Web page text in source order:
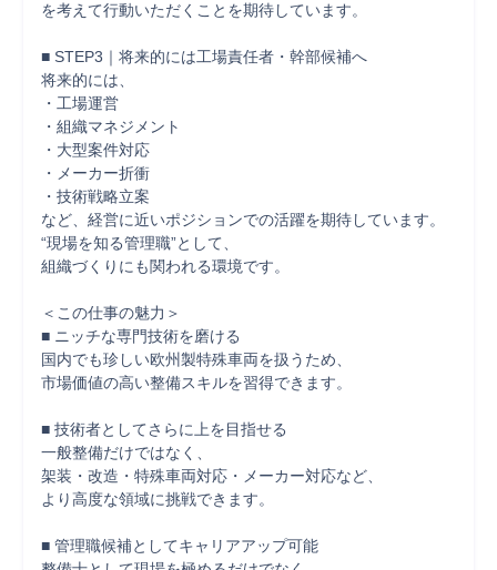
を考えて行動いただくことを期待しています。
■ STEP3｜将来的には工場責任者・幹部候補へ
将来的には、
・工場運営
・組織マネジメント
・大型案件対応
・メーカー折衝
・技術戦略立案
など、経営に近いポジションでの活躍を期待しています。
“現場を知る管理職”として、
組織づくりにも関われる環境です。
＜この仕事の魅力＞
■ ニッチな専門技術を磨ける
国内でも珍しい欧州製特殊車両を扱うため、
市場価値の高い整備スキルを習得できます。
■ 技術者としてさらに上を目指せる
一般整備だけではなく、
架装・改造・特殊車両対応・メーカー対応など、
より高度な領域に挑戦できます。
■ 管理職候補としてキャリアアップ可能